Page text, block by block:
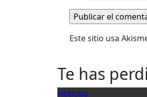
Este sitio usa
Te has
Noticias